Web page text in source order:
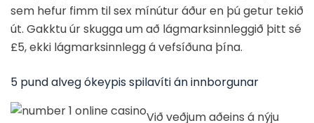
sem hefur fimm til sex mínútur áður en þú getur tekið
út. Gakktu úr skugga um að lágmarksinnleggið þitt sé
£5, ekki lágmarksinnlegg á vefsíðuna þína.
5 pund alveg ókeypis spilavíti án innborgunar
Við veðjum aðeins á nýju